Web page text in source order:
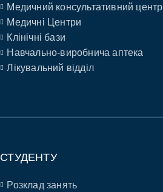
Медичний консультативний центр
Медичні Центри
Клінічні бази
Навчально-виробнича аптека
Лікувальний відділ
СТУДЕНТУ
Розклад занять